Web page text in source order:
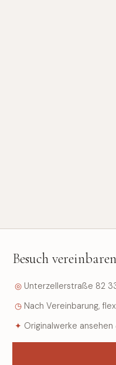
Besuch vereinbaren
◎ Unterzellerstraße 82
◷ Nach Vereinbarung,
✦ Originalwerke